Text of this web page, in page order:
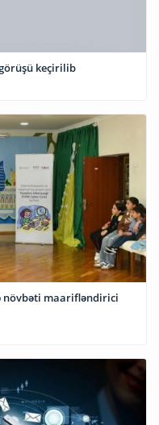
keçirilib
növbəti maarifləndirici